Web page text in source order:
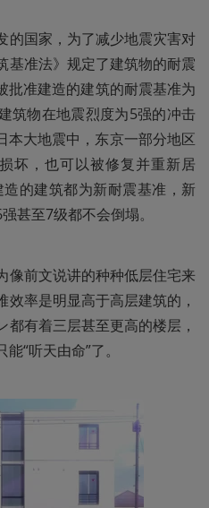
的国家，为了减少地震灾害对
基准法》规定了建筑物的耐震
批准建造的建筑的耐震基准为
筑物在地震烈度为5强的冲击
本大地震中，东京一部分地区
坏，也可以被修复并重新居
的建筑都为新耐震基准，新
甚至7级都不会倒塌。
像前文说讲的种种低层住宅来
率是明显高于高层建筑的，
有着三层甚至更高的楼层，
“听天由命”了。